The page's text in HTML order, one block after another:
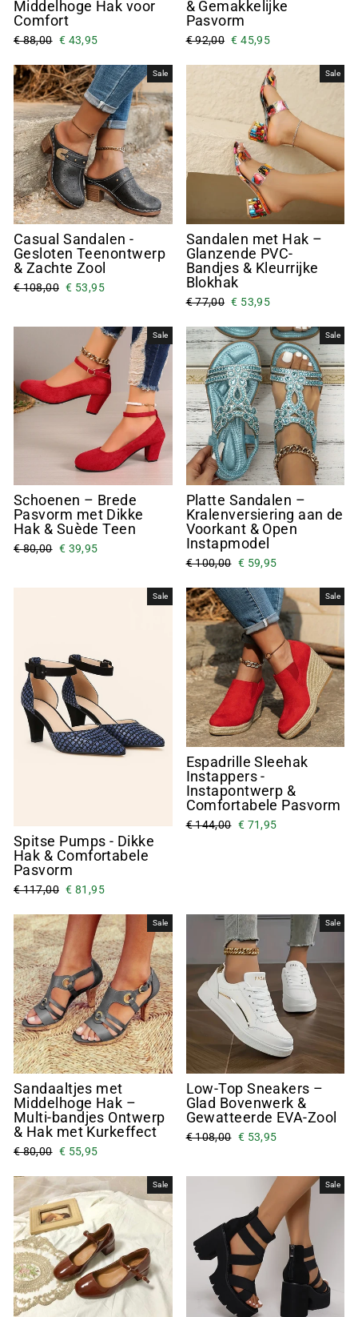
Middelhoge Hak voor
Comfort
€ 88,00 € 43,95
& Gemakkelijke
Pasvorm
€ 92,00 € 45,95
Sale
Casual Sandalen -
Gesloten Teenontwerp
& Zachte Zool
€ 108,00 € 53,95
Sale
Sandalen met Hak –
Glanzende PVC-
Bandjes & Kleurrijke
Blokhak
€ 77,00 € 53,95
Sale
Schoenen – Brede
Pasvorm met Dikke
Hak & Suède Teen
€ 80,00 € 39,95
Sale
Platte Sandalen –
Kralenversiering aan de
Voorkant & Open
Instapmodel
€ 100,00 € 59,95
Sale
Spitse Pumps - Dikke
Hak & Comfortabele
Pasvorm
€ 117,00 € 81,95
Sale
Espadrille Sleehak
Instappers -
Instapontwerp &
Comfortabele Pasvorm
€ 144,00 € 71,95
Sale
Sandaaltjes met
Middelhoge Hak –
Multi-bandjes Ontwerp
& Hak met Kurkeffect
€ 80,00 € 55,95
Sale
Low-Top Sneakers –
Glad Bovenwerk &
Gewatteerde EVA-Zool
€ 108,00 € 53,95
Sale Sale